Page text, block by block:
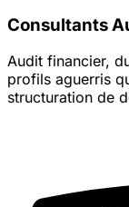
Consultants
Audit financier,
profils aguerris
structuration de